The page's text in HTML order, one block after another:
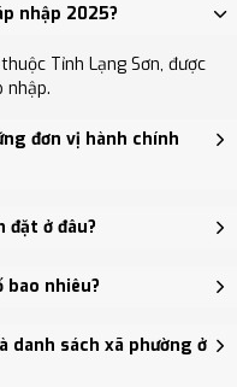
nhập 2025?
Tỉnh Lạng Sơn, được
nhập.
đơn vị hành chính
nhập Xã Hòa Bình
đặt ở đâu?
tại Trụ sở Đảng ủy,
vực thuận tiện giao
bao nhiêu?
số: 14,197 người, Mật độ
danh sách xã phường ở